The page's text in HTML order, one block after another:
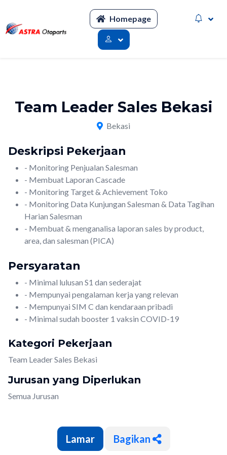
Homepage
Team Leader Sales Bekasi
Bekasi
Deskripsi Pekerjaan
- Monitoring Penjualan Salesman
- Membuat Laporan Cascade
- Monitoring Target & Achievement Toko
- Monitoring Data Kunjungan Salesman & Data Tagihan
Harian Salesman
- Membuat & menganalisa laporan sales by product,
area, dan salesman (PICA)
Persyaratan
- Minimal lulusan S1 dan sederajat
- Mempunyai pengalaman kerja yang relevan
- Mempunyai SIM C dan kendaraan pribadi
- Minimal sudah booster 1 vaksin COVID-19
Kategori Pekerjaan
Team Leader Sales Bekasi
Jurusan yang Diperlukan
Semua Jurusan
Bagikan